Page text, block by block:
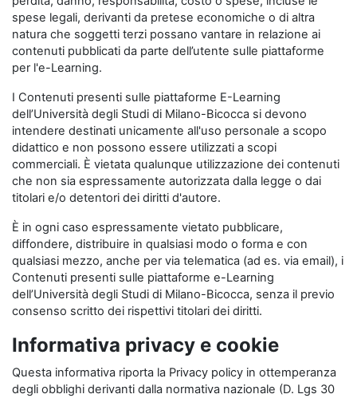
spese legali, derivanti da pretese economiche o di altra
natura che soggetti terzi possano vantare in relazione ai
contenuti pubblicati da parte dell’utente sulle piattaforme
per l'e-Learning.
I Contenuti presenti sulle piattaforme E-Learning
dell’Università degli Studi di Milano-Bicocca si devono
intendere destinati unicamente all'uso personale a scopo
didattico e non possono essere utilizzati a scopi
commerciali. È vietata qualunque utilizzazione dei contenuti
che non sia espressamente autorizzata dalla legge o dai
titolari e/o detentori dei diritti d'autore.
È in ogni caso espressamente vietato pubblicare,
diffondere, distribuire in qualsiasi modo o forma e con
qualsiasi mezzo, anche per via telematica (ad es. via email), i
Contenuti presenti sulle piattaforme e-Learning
dell’Università degli Studi di Milano-Bicocca, senza il previo
consenso scritto dei rispettivi titolari dei diritti.
Informativa privacy e cookie
Questa informativa riporta la Privacy policy in ottemperanza
degli obblighi derivanti dalla normativa nazionale (D. Lgs 30